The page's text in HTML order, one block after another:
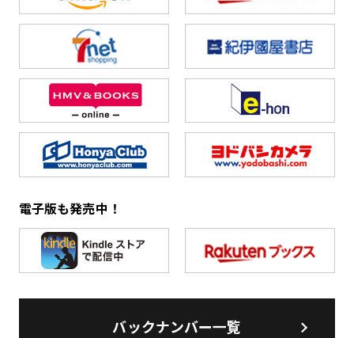
電子版も発売中！
バックナンバー一覧